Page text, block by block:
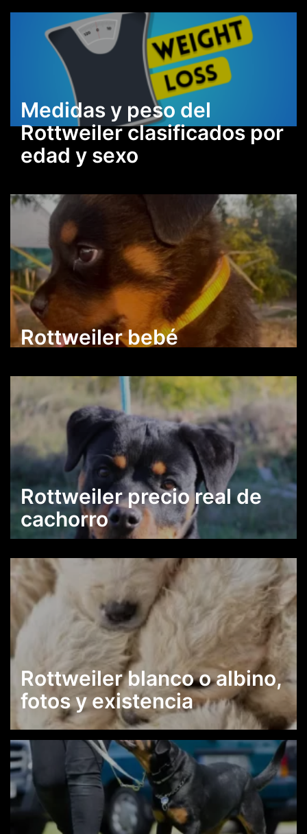
Medidas y peso del
Rottweiler clasificados por
edad y sexo
Rottweiler bebé
Rottweiler precio real de
cachorro
Rottweiler blanco o albino,
fotos y existencia